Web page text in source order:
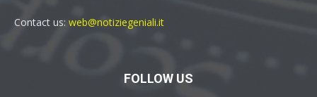
Contact us: web@notiziegeniali.it
FOLLOW US